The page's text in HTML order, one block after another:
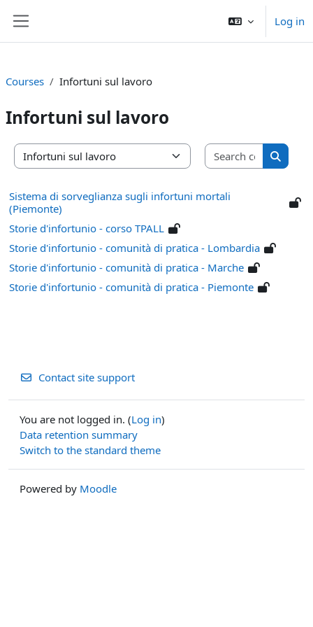
Log in
Courses Infortuni sul lavoro
Infortuni sul lavoro
Course categories
Search
Search
Sistema di sorveglianza sugli infortuni mortali
(Piemonte)
Storie d'infortunio - corso TPALL
Storie d'infortunio - comunità di pratica - Lombardia
Storie d'infortunio - comunità di pratica - Marche
Storie d'infortunio - comunità di pratica - Piemonte
Contact site support
You are not logged in. (Log in)
Data retention summary
Switch to the standard theme
Powered by Moodle